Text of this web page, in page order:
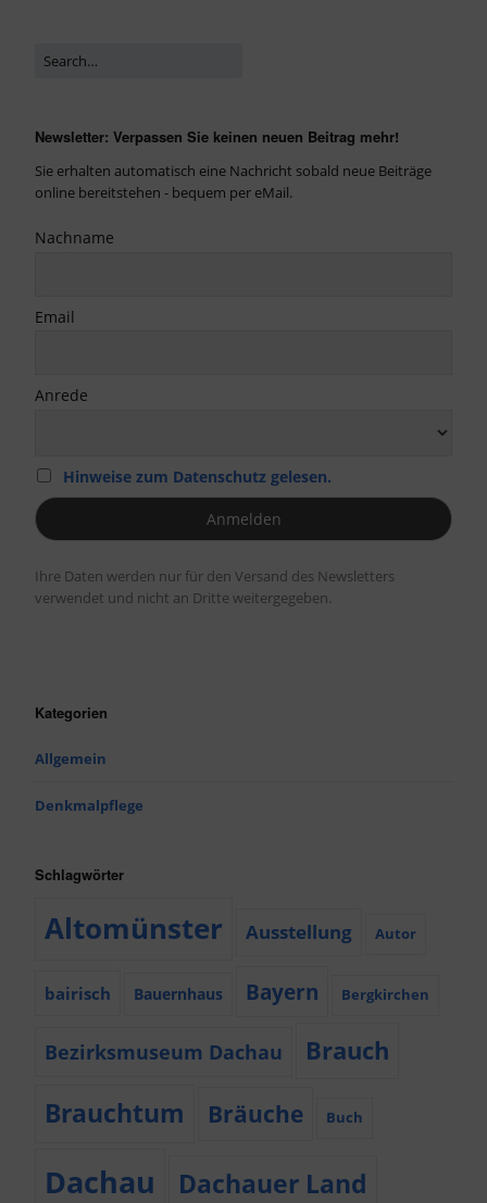
Newsletter: Verpassen Sie keinen neuen Beitrag mehr!
Sie erhalten automatisch eine Nachricht sobald neue Beiträge
online bereitstehen - bequem per eMail.
Nachname
Email
Anrede
Hinweise zum Datenschutz gelesen.
Ihre Daten werden nur für den Versand des Newsletters
verwendet und nicht an Dritte weitergegeben.
Kategorien
Allgemein
Denkmalpflege
Schlagwörter
Altomünster Ausstellung Autor
bairisch Bauernhaus Bayern Bergkirchen
Bezirksmuseum Dachau Brauch
Brauchtum Bräuche Buch
Dachau Dachauer Land